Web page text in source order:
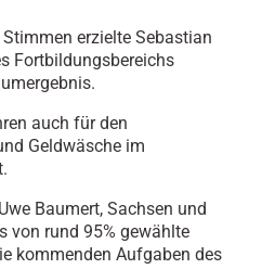
erzielte Sebastian
Fortbildungsbereichs
auch für den
Geldwäsche im
Baumert, Sachsen und
von rund 95% gewählte
kommenden Aufgaben des